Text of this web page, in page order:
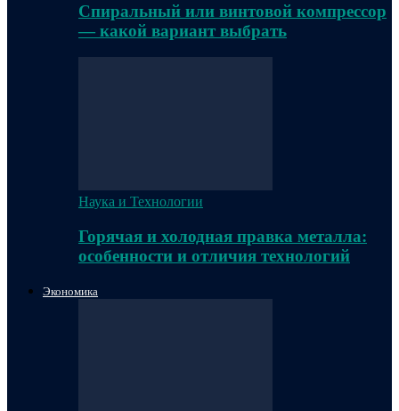
Спиральный или винтовой компрессор
— какой вариант выбрать
Наука и Технологии
Горячая и холодная правка металла:
особенности и отличия технологий
Экономика